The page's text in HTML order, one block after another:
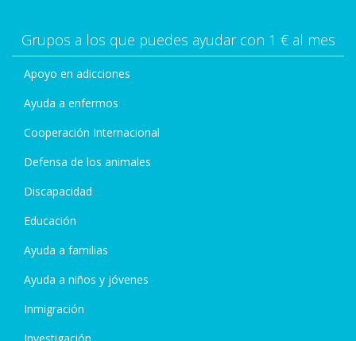
Grupos a los que puedes ayudar con 1 € al mes
Apoyo en adicciones
Ayuda a enfermos
Cooperación Internacional
Defensa de los animales
Discapacidad
Educación
Ayuda a familias
Ayuda a niños y jóvenes
Inmigración
Investigación